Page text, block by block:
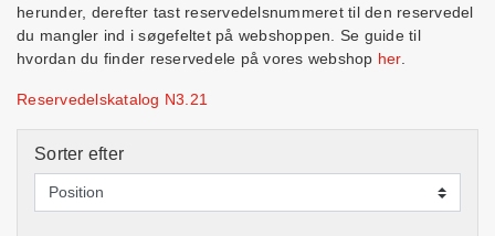
herunder, derefter tast reservedelsnummeret til den reservedel
du mangler ind i søgefeltet på webshoppen. Se guide til
hvordan du finder reservedele på vores webshop her.
Reservedelskatalog N3.21
Sorter efter